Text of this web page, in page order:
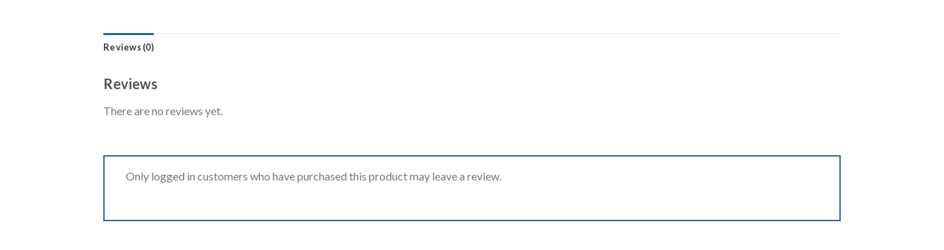
Reviews (0)
Reviews
There are no reviews yet.
Only logged in customers who have purchased this product may leave a review.